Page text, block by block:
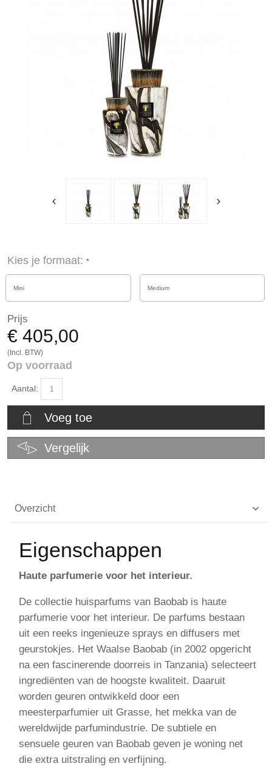
Kies je formaat:
Mini Medium
Prijs
€ 405,00
(Incl. BTW)
Op voorraad
Aantal:
Voeg toe
Vergelijk
Overzicht
Eigenschappen
Haute parfumerie voor het interieur.
De collectie huisparfums van Baobab is haute
parfumerie voor het interieur. De parfums bestaan
uit een reeks ingenieuze sprays en diffusers met
geurstokjes. Het Waalse Baobab (in 2002 opgericht
na een fascinerende doorreis in Tanzania) selecteert
ingrediënten van de hoogste kwaliteit. Daaruit
worden geuren ontwikkeld door een
meesterparfumier uit Grasse, het mekka van de
wereldwijde parfumindustrie. De subtiele en
sensuele geuren van Baobab geven je woning net
die extra uitstraling en verfijning.